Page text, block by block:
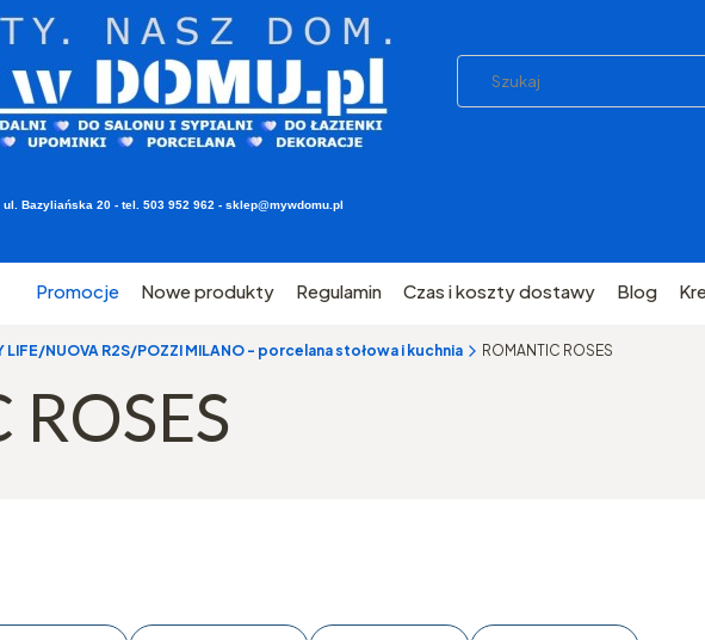
Bazyliańska 20 - tel. 503 952 962 - sklep@mywdomu.pl
Promocje Nowe produkty Regulamin Czas i koszty dostawy Blog
LIFE/NUOVA R2S/POZZI MILANO - porcelana stołowa i kuchnia ROMANTIC ROSES